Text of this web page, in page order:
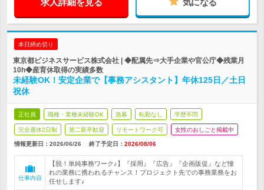
本日締め切り
東京都ビジネスサービス株式会社 | ◆配属先⇒大手企業や官公庁◆残業月
10h◆産育休取得の実績多数
未経験OK！安定企業で【事務アシスタント】年休125日／土日
祝休
正社員 職種・業種未経験OK 急募 転勤なし 学歴不問
完全週休2日制 第二新卒歓迎 リモートワーク可 女性のおしごと掲載中
情報更新日：2026/06/26 終了予定日： 2026/08/06
仕事内容
【脱！単純事務ワーク♪】『採用』『広告』『企画販促』など憧
れの業務に携われるチャンス！プロジェクト先での事務業務をお
任せします♪